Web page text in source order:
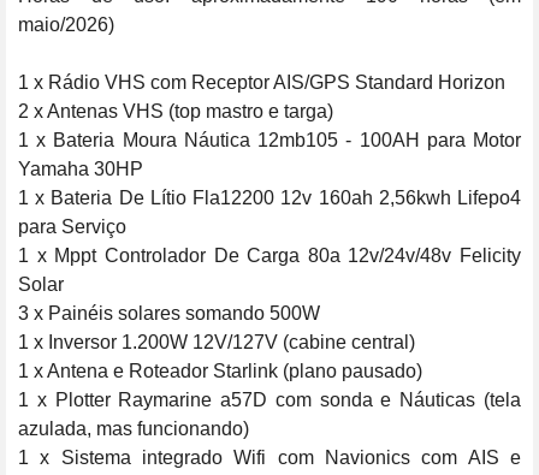
maio/2026)
1 x Rádio VHS com Receptor AIS/GPS Standard Horizon
2 x Antenas VHS (top mastro e targa)
1 x Bateria Moura Náutica 12mb105 - 100AH para Motor
Yamaha 30HP
1 x Bateria De Lítio Fla12200 12v 160ah 2,56kwh Lifepo4
para Serviço
1 x Mppt Controlador De Carga 80a 12v/24v/48v Felicity
Solar
3 x Painéis solares somando 500W
1 x Inversor 1.200W 12V/127V (cabine central)
1 x Antena e Roteador Starlink (plano pausado)
1 x Plotter Raymarine a57D com sonda e Náuticas (tela
azulada, mas funcionando)
1 x Sistema integrado Wifi com Navionics com AIS e